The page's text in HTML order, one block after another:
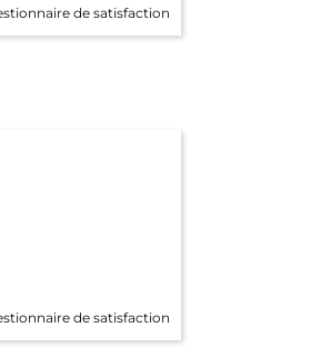
de satisfaction
de satisfaction